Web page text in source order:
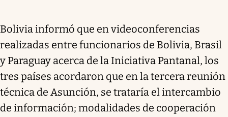
Bolivia informó que en videoconferencias
realizadas entre funcionarios de Bolivia, Brasil
y Paraguay acerca de la Iniciativa Pantanal, los
tres países acordaron que en la tercera reunión
técnica de Asunción, se trataría el intercambio
de información; modalidades de cooperación